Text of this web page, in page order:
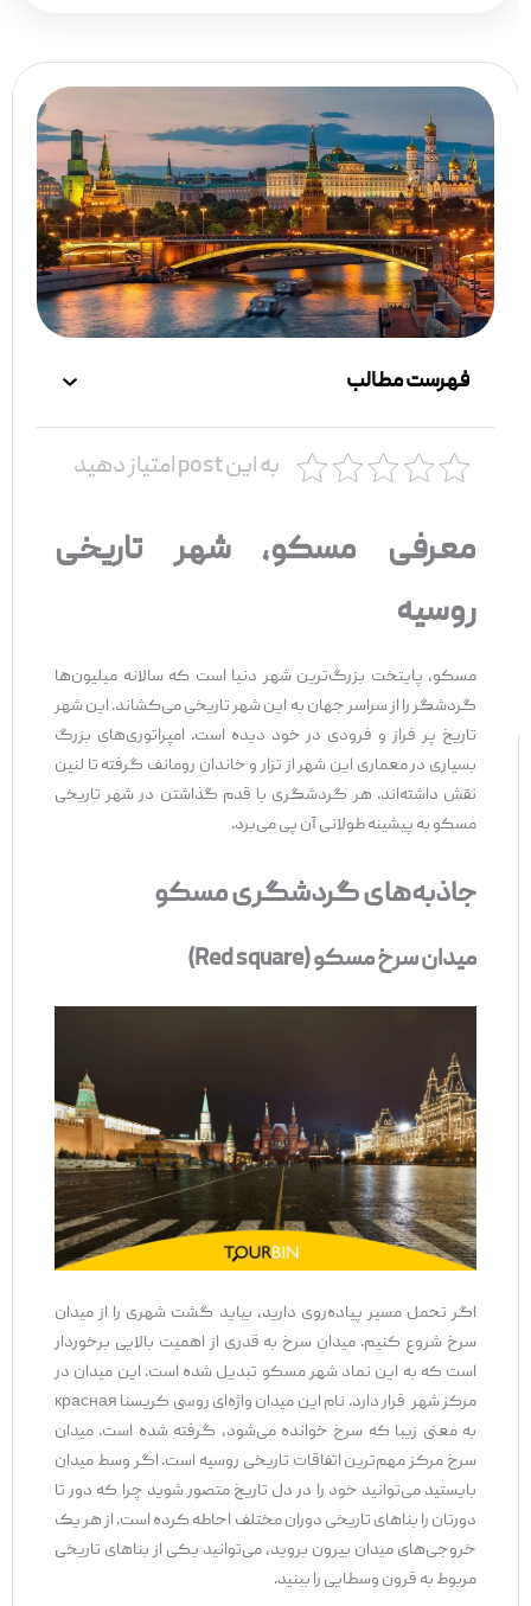
فهرست مطالب
به این post امتیاز دهید
معرفی مسکو، شهر تاریخی
روسیه
مسکو، پایتخت بزرگ‌ترین شهر دنیا است که سالانه میلیون‌ها
گردشگر را از سراسر جهان به این شهر تاریخی می‌کشاند. این شهر
تاریخ پر فراز و فرودی در خود دیده است. امپراتوری‌های بزرگ
بسیاری در معماری این شهر از تزار و خاندان رومانف گرفته تا لنین
نقش داشته‌اند. هر گردشگری با قدم گذاشتن در شهر تاریخی
مسکو به پیشینه طولانی آن پی می‌برد.
جاذبه‌های گردشگری مسکو
میدان سرخ مسکو (Red square)
اگر تحمل مسیر پیاده‌روی دارید، بیاید گشت شهری را از میدان
سرخ شروع کنیم. میدان سرخ به قدری از اهمیت بالایی برخوردار
است که به این نماد شهر مسکو تبدیل شده است. این میدان در
مرکز شهر قرار دارد. نام این میدان واژه‌ای روسی کریسنا красная
به معنی زیبا که سرخ خوانده می‌شود، گرفته شده است. میدان
سرخ مرکز مهم‌ترین اتفاقات تاریخی روسیه است. اگر وسط میدان
بایستید می‌توانید خود را در دل تاریخ متصور شوید چرا که دور تا
دورتان را بناهای تاریخی دوران مختلف احاطه کرده است. از هر یک
خروجی‌های میدان بیرون بروید، می‌توانید یکی از بناهای تاریخی
مربوط به قرون وسطایی را ببنید.